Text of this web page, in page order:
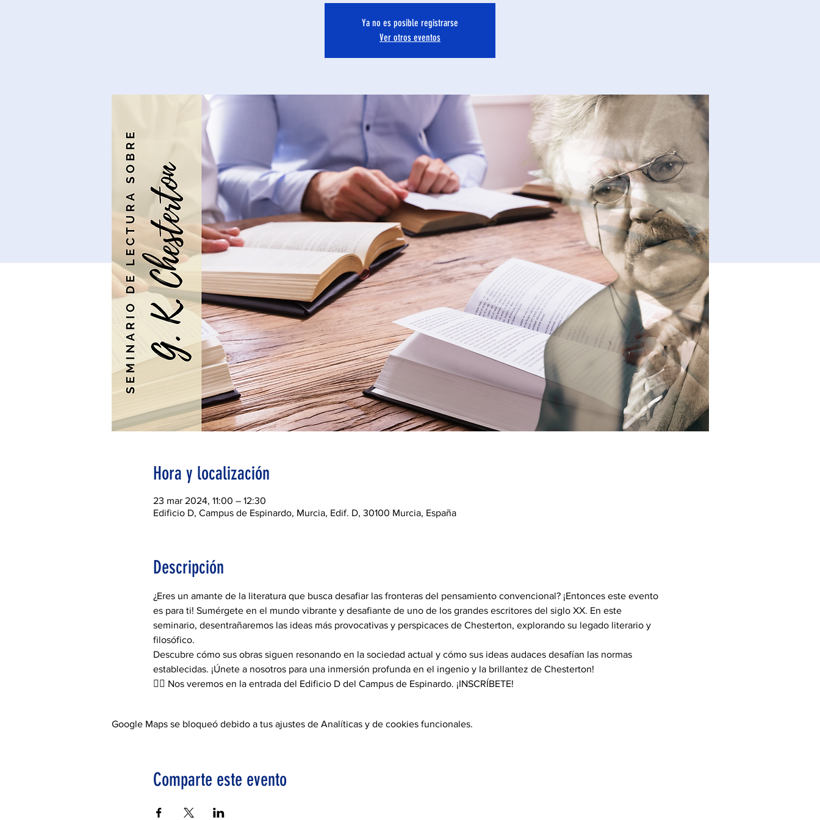
Ya no es posible registrarse
Ver otros eventos
Hora y localización
23 mar 2024, 11:00 – 12:30
Edificio D, Campus de Espinardo, Murcia, Edif. D, 30100 Murcia, España
Descripción
¿Eres un amante de la literatura que busca desafiar las fronteras del pensamiento convencional? ¡Entonces este evento
es para ti! Sumérgete en el mundo vibrante y desafiante de uno de los grandes escritores del siglo XX. En este
seminario, desentrañaremos las ideas más provocativas y perspicaces de Chesterton, explorando su legado literario y
filosófico.
Descubre cómo sus obras siguen resonando en la sociedad actual y cómo sus ideas audaces desafían las normas
establecidas. ¡Únete a nosotros para una inmersión profunda en el ingenio y la brillantez de Chesterton!
👉🏻 Nos veremos en la entrada del Edificio D del Campus de Espinardo. ¡INSCRÍBETE!
Google Maps se bloqueó debido a tus ajustes de Analíticas y de cookies funcionales.
Comparte este evento